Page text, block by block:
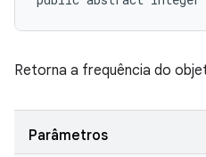
Retorna a frequência do
Parâmetros